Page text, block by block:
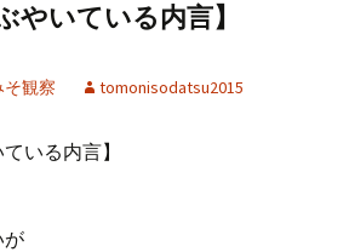
やいている内言】
そ観察 tomonisodatsu2015
いる内言】
が